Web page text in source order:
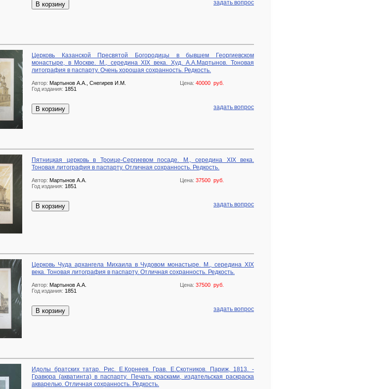
В корзину задать вопрос
Церковь Казанской Пресвятой Богородицы в бывшем Георгиевском
монастыре, в Москве. М., середина XIX века. Худ. А.А.Мартынов. Тоновая
литография в паспарту. Очень хорошая сохранность. Редкость.
Цена: 40000 руб.
Автор: Мартынов А.А., Снегирев И.М.
Год издания: 1851
В корзину задать вопрос
Пятницкая церковь в Троице-Сергиевом посаде. М., середина XIX века.
Тоновая литография в паспарту. Отличная сохранность. Редкость.
Цена: 37500 руб.
Автор: Мартынов А.А.
Год издания: 1851
В корзину задать вопрос
Церковь Чуда архангела Михаила в Чудовом монастыре. М., середина XIX
века. Тоновая литография в паспарту. Отличная сохранность. Редкость.
Цена: 37500 руб.
Автор: Мартынов А.А.
Год издания: 1851
В корзину задать вопрос
Идолы братских татар. Рис. Е.Корнеев. Грав. Е.Скотников. Париж, 1813. -
Гравюра (акватинта) в паспарту. Печать красками, издательская раскраска
акварелью. Отличная сохранность. Редкость.